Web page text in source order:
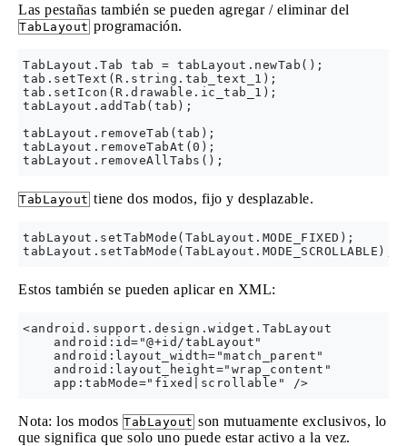
Las pestañas también se pueden agregar / eliminar del
TabLayout programación.
TabLayout.Tab tab = tabLayout.newTab();
tab.setText(R.string.tab_text_1);
tab.setIcon(R.drawable.ic_tab_1);
tabLayout.addTab(tab);
tabLayout.removeTab(tab);
tabLayout.removeTabAt(0);
TabLayout tiene dos modos, fijo y desplazable.
tabLayout.setTabMode(TabLayout.MODE_FIXED);
Estos también se pueden aplicar en XML:
<android.support.design.widget.TabLayout
    android:id="@+id/tabLayout"
    android:layout_width="match_parent"
    android:layout_height="wrap_content"
Nota: los modos TabLayout son mutuamente exclusivos, lo
que significa que solo uno puede estar activo a la vez.